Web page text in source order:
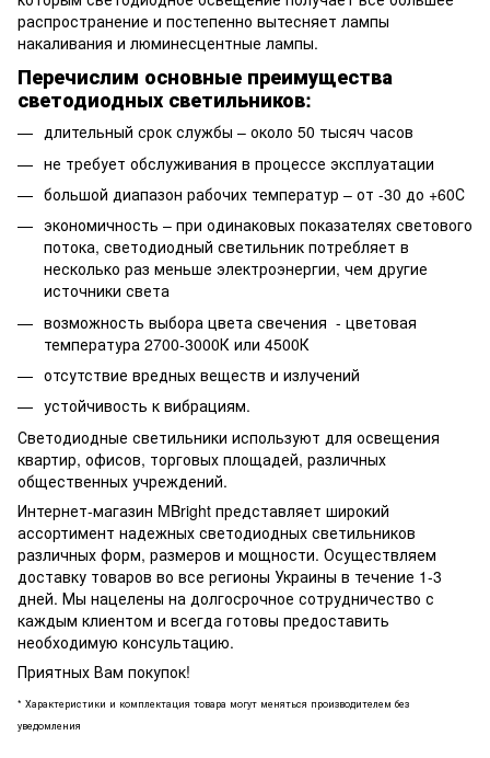
распространение и постепенно вытесняет лампы
накаливания и люминесцентные лампы.
Перечислим основные преимущества
светодиодных светильников:
длительный срок службы – около 50 тысяч часов
не требует обслуживания в процессе эксплуатации
большой диапазон рабочих температур – от -30 до +60С
экономичность – при одинаковых показателях светового
потока, светодиодный светильник потребляет в
несколько раз меньше электроэнергии, чем другие
источники света
возможность выбора цвета свечения - цветовая
температура 2700-3000К или 4500К
отсутствие вредных веществ и излучений
устойчивость к вибрациям.
Светодиодные светильники используют для освещения
квартир, офисов, торговых площадей, различных
общественных учреждений.
Интернет-магазин MBright представляет широкий
ассортимент надежных светодиодных светильников
различных форм, размеров и мощности. Осуществляем
доставку товаров во все регионы Украины в течение 1-3
дней. Мы нацелены на долгосрочное сотрудничество с
каждым клиентом и всегда готовы предоставить
необходимую консультацию.
Приятных Вам покупок!
* Характеристики и комплектация товара могут меняться производителем без
уведомления